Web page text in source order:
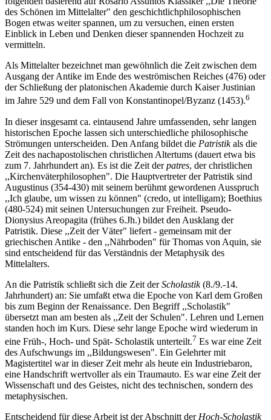
des Schönen im Mittelalter" den geschichtlichphilosophischen
Bogen etwas weiter spannen, um zu versuchen, einen ersten
Einblick in Leben und Denken dieser spannenden Hochzeit zu
vermitteln.
Als Mittelalter bezeichnet man gewöhnlich die Zeit zwischen dem
Ausgang der Antike im Ende des weströmischen Reiches (476) oder
der Schließung der platonischen Akademie durch Kaiser Justinian
im Jahre 529 und dem Fall von Konstantinopel/Byzanz (1453).6
In dieser insgesamt ca. eintausend Jahre umfassenden, sehr langen
historischen Epoche lassen sich unterschiedliche philosophische
Strömungen unterscheiden. Den Anfang bildet die Patristikals die
Zeit des nachapostolischen christlichen Altertums (dauert etwa bis
zum 7. Jahrhundert an). Es ist die Zeit derpatres, der christlichen
,,Kirchenväterphilosophen". Die Hauptvertreter der Patristik sind
Augustinus (354-430) mit seinem berühmt gewordenen Ausspruch
,,Ich glaube, um wissen zu können" (credo, ut intelligam); Boethius
(480-524) mit seinen Untersuchungen zur Freiheit. Pseudo-
Dionysius Areopagita (frühes 6.Jh.) bildet den Ausklang der
Patristik. Diese ,,Zeit der Väter" liefert - gemeinsam mit der
griechischen Antike - den ,,Nährboden" für Thomas von Aquin, sie
sind entscheidend für das Verständnis der Metaphysik des
Mittelalters.
An die Patristik schließt sich die Zeit derScholastik(8./9.-14.
Jahrhundert) an: Sie umfaßt etwa die Epoche von Karl dem Großen
bis zum Beginn der Renaissance. Den Begriff ,,Scholastik"
übersetzt man am besten als ,,Zeit der Schulen". Lehren und Lernen
standen hoch im Kurs. Diese sehr lange Epoche wird wiederum in
eine Früh-, Hoch- und Spät- Scholastik unterteilt.7 Es war eine Zeit
des Aufschwungs im ,,Bildungswesen". Ein Gelehrter mit
Magistertitel war in dieser Zeit mehr als heute ein Industriebaron,
eine Handschrift wertvoller als ein Traumauto. Es war eine Zeit der
Wissenschaft und des Geistes, nicht des technischen, sondern des
metaphysischen.
Entscheidend für diese Arbeit ist der Abschnitt der Hoch-Scholastik